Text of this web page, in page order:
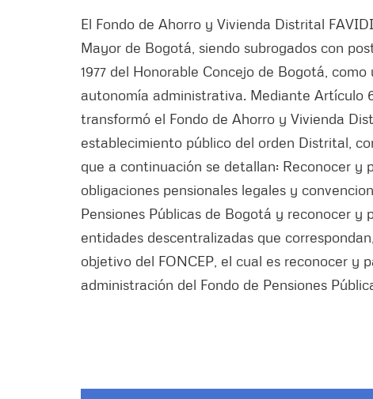
El Fondo de Ahorro y Vivienda Distrital
Mayor de Bogotá, siendo subrogados con
1977 del Honorable Concejo de Bogotá,
autonomía administrativa. Mediante Artículo
transformó el Fondo de Ahorro y Vivienda
establecimiento público del orden Distrital,
que a continuación se detallan: Reconocer y
obligaciones pensionales legales y
Pensiones Públicas de Bogotá y reconocer y
entidades descentralizadas que
objetivo del FONCEP, el cual es reconocer y
administración del Fondo de Pensiones